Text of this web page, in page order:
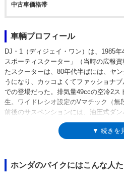
中古車価格帯
車輌プロフィール
DJ・1（ディジェイ・ワン）は、1985
スポーティスクーター」（当時の広報
たスクーターは、80年代半ばには、ヤ
うになり、カッコよくてファッショナ
での登場だった。排気量49ccの空冷2ス
生。ワイドレシオ設定のVマチック（無
前後のサスペンションには、油圧式ダ
は、レッグシールド内側にインナーボ
ルエディション」もラインナップされ
れることがあるため、ここでは併記した
▼ 続きを
ホンダのバイクにはこんな人